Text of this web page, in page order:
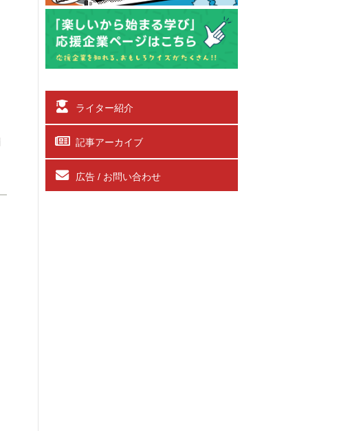
ライター紹介
記事アーカイブ
広告 / お問い合わせ